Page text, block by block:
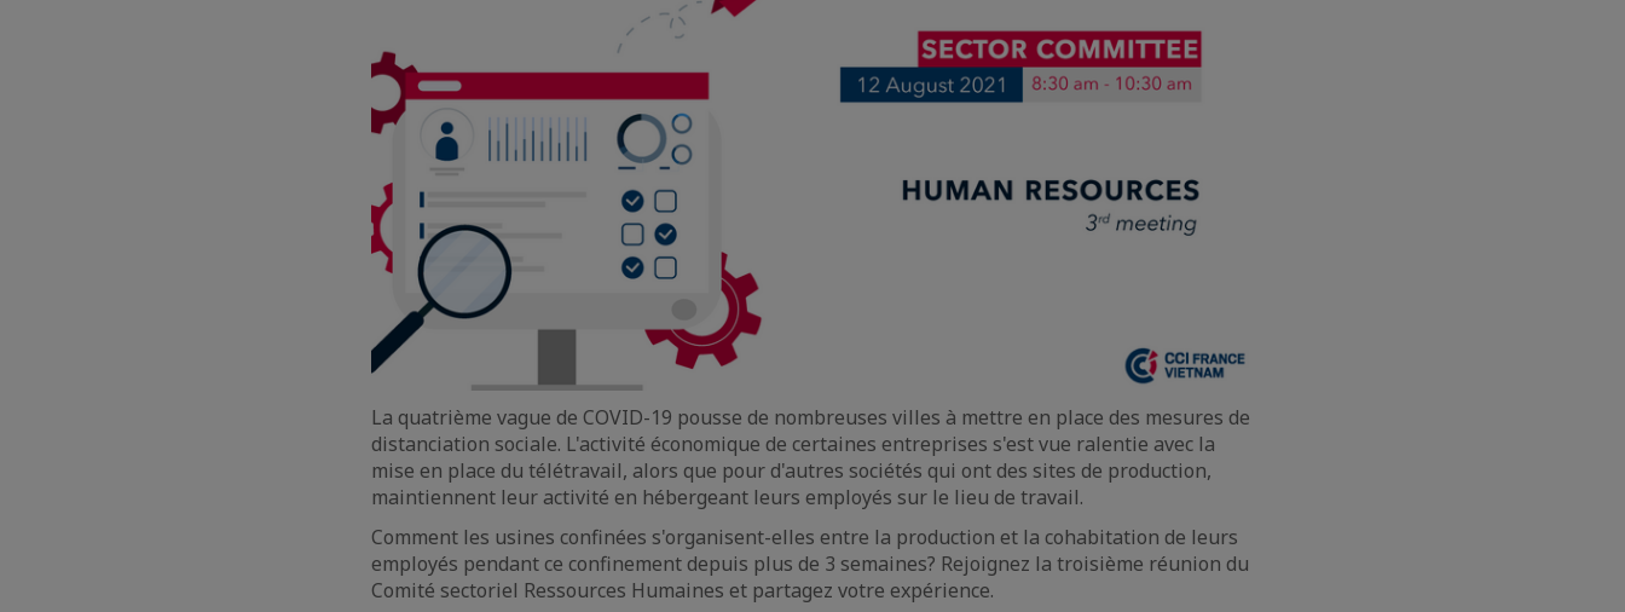
La quatrième vague de COVID-19 pousse de nombreuses villes à mettre en place des mesures de
distanciation sociale. L'activité économique de certaines entreprises s'est vue ralentie avec la
mise en place du télétravail, alors que pour d'autres sociétés qui ont des sites de production,
maintiennent leur activité en hébergeant leurs employés sur le lieu de travail.
Comment les usines confinées s'organisent-elles entre la production et la cohabitation de leurs
employés pendant ce confinement depuis plus de 3 semaines? Rejoignez la troisième réunion du
Comité sectoriel Ressources Humaines et partagez votre expérience.